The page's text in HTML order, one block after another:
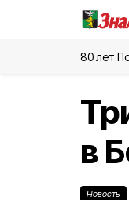
80 лет
в
Новость